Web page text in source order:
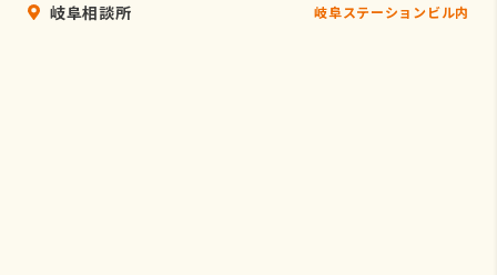
岐阜相談所 岐阜ステーションビル内